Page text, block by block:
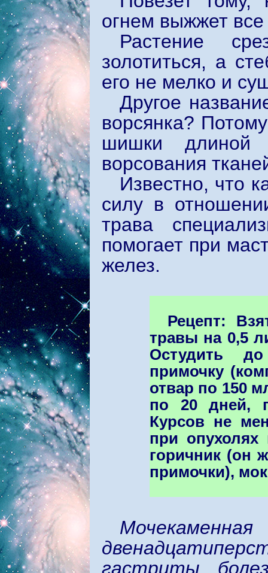
огнем выжжет
Растение
золотиться, а
его не мелко и
Другое
ворсянка?
шишки
ворсования
Известно, что
силу в
трава
помогает при
желез.
Рецепт:
травы на 0,5
Остудить
примочку
отвар по 150
по 20 дней,
Курсов не
при опухолях
горичник (он
примочки),
гастриты,